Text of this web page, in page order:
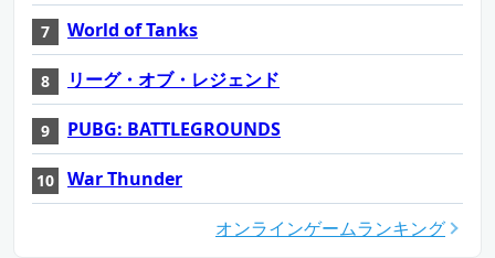
World of Tanks
リーグ・オブ・レジェンド
PUBG: BATTLEGROUNDS
War Thunder
オンラインゲームランキング